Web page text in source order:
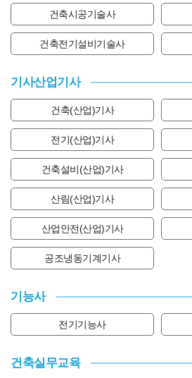
건축시공기술사
건축전기설비기술사
기사산업기사
건축(산업)기사
전기(산업)기사
건축설비(산업)기사
산림(산업)기사
산업안전(산업)기사
공조냉동기계기사
기능사
전기기능사
건축실무교육